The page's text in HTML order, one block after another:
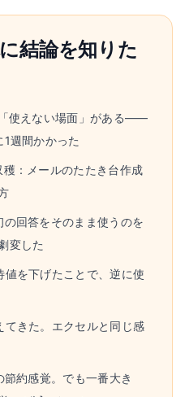
結論を知りた
使えない場面」がある——
週間かかった
：メールのたたき台作成
回答をそのまま使うのを
変した
を下げたことで、逆に使
きた。エクセルと同じ感
約感覚。でも一番大き